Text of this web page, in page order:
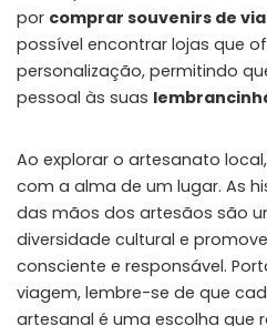
por comprar souvenirs de
possível encontrar lojas que
personalização, permitindo
pessoal às suas
Ao explorar o artesanato
com a alma de um lugar. As
das mãos dos artesãos são
diversidade cultural e
consciente e responsável.
viagem, lembre-se de que
artesanal é uma escolha que